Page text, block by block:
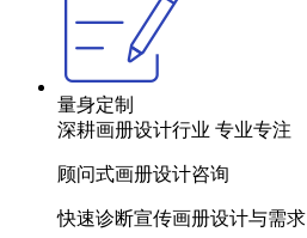
量身定制
深耕画册设计行业 专业专注
顾问式画册设计咨询
快速诊断宣传画册设计与需求